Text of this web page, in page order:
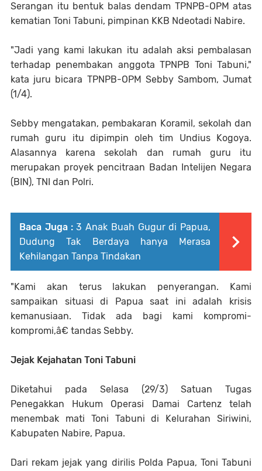
Serangan itu bentuk balas dendam TPNPB-OPM atas
kematian Toni Tabuni, pimpinan KKB Ndeotadi Nabire.
"Jadi yang kami lakukan itu adalah aksi pembalasan
terhadap penembakan anggota TPNPB Toni Tabuni,"
kata juru bicara TPNPB-OPM Sebby Sambom, Jumat
(1/4).
Sebby mengatakan, pembakaran Koramil, sekolah dan
rumah guru itu dipimpin oleh tim Undius Kogoya.
Alasannya karena sekolah dan rumah guru itu
merupakan proyek pencitraan Badan Intelijen Negara
(BIN), TNI dan Polri.
Baca Juga : 3 Anak Buah Gugur di Papua,
Dudung Tak Berdaya hanya Merasa
Kehilangan Tanpa Tindakan
"Kami akan terus lakukan penyerangan. Kami
sampaikan situasi di Papua saat ini adalah krisis
kemanusiaan. Tidak ada bagi kami kompromi-
kompromi,â€ tandas Sebby.
Jejak Kejahatan Toni Tabuni
Diketahui pada Selasa (29/3) Satuan Tugas
Penegakkan Hukum Operasi Damai Cartenz telah
menembak mati Toni Tabuni di Kelurahan Siriwini,
Kabupaten Nabire, Papua.
Dari rekam jejak yang dirilis Polda Papua, Toni Tabuni